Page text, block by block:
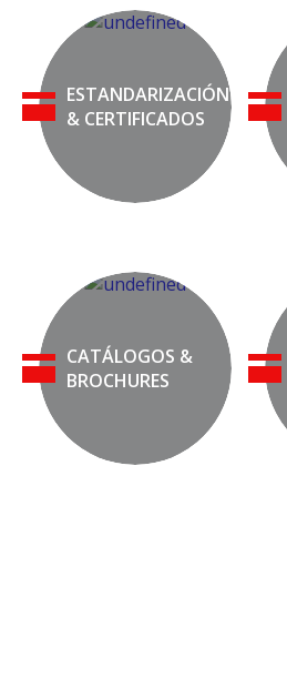
ESTANDARIZACIÓN
& CERTIFICADOS
CATÁLOGOS &
BROCHURES